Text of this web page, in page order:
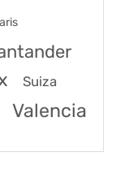
Suiza
Valencia